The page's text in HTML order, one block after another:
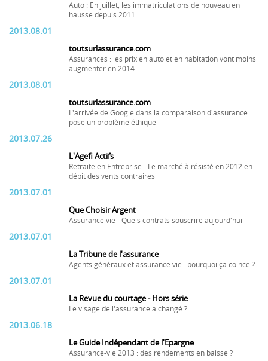
Auto : En juillet, les immatriculations de nouveau en
hausse depuis 2011
2013.08.01
toutsurlassurance.com
Assurances : les prix en auto et en habitation vont moins
augmenter en 2014
2013.08.01
toutsurlassurance.com
L'arrivée de Google dans la comparaison d'assurance
pose un problème éthique
2013.07.26
L'Agefi Actifs
Retraite en Entreprise - Le marché à résisté en 2012 en
dépit des vents contraires
2013.07.01
Que Choisir Argent
Assurance vie - Quels contrats souscrire aujourd'hui
2013.07.01
La Tribune de l'assurance
Agents généraux et assurance vie : pourquoi ça coince ?
2013.07.01
La Revue du courtage - Hors série
Le visage de l'assurance a changé ?
2013.06.18
Le Guide Indépendant de l'Epargne
Assurance-vie 2013 : des rendements en baisse ?